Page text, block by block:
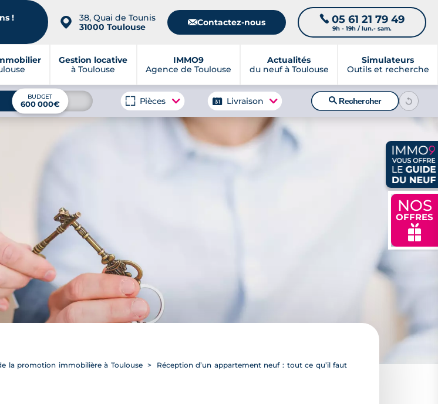
!
📍
38, Quai de Tounis
31000 Toulouse
📧Contactez-nous 📞 05 61 21 79 49
9h - 19h / lun.- sam.
Gestion locative
à Toulouse
IMMO9
Agence de Toulouse
Actualités
du neuf à Toulouse
Simulateurs
Outils et recherche
NOS
OFFRES
🎁
BUDGET
600 000€ Pièces Livraison 🔍Rechercher
la promotion immobilière à Toulouse Réception d’un appartement neuf : tout ce qu’il faut